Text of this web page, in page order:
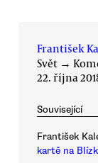
František
Svět →
22. října
Související
František
kartě na